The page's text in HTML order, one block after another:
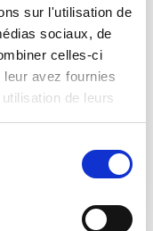
sur l'utilisation de
sociaux, de
celles-ci
avez fournies
de leurs
des
répondent
continue en